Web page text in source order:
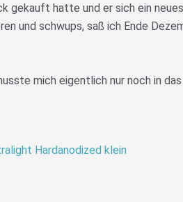
gekauft hatte und er sich ein
und schwups, saß ich Ende
mich eigentlich nur noch in
Hardanodized klein